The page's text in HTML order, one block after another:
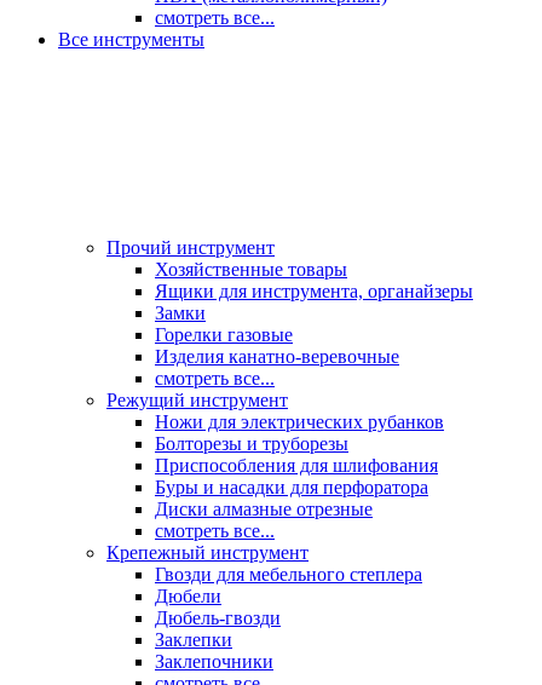
смотреть все...
Все инструменты
Прочий инструмент
Хозяйственные товары
Ящики для инструмента, органайзеры
Замки
Горелки газовые
Изделия канатно-веревочные
смотреть все...
Режущий инструмент
Ножи для электрических рубанков
Болторезы и труборезы
Приспособления для шлифования
Буры и насадки для перфоратора
Диски алмазные отрезные
смотреть все...
Крепежный инструмент
Гвозди для мебельного степлера
Дюбели
Дюбель-гвозди
Заклепки
Заклепочники